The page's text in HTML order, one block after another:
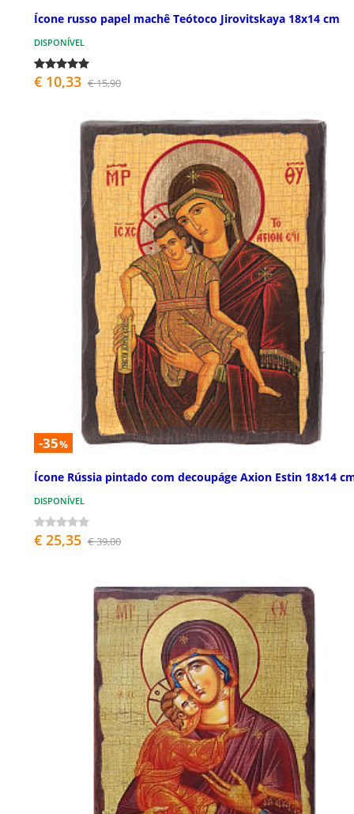
Ícone russo papel machê Teótoco Jirovitskaya 18x14 cm
DISPONÍVEL
€ 10,33 € 15,90
-35%
Ícone Rússia pintado com decoupáge Axion Estin 18x14
DISPONÍVEL
€ 25,35 € 39,00